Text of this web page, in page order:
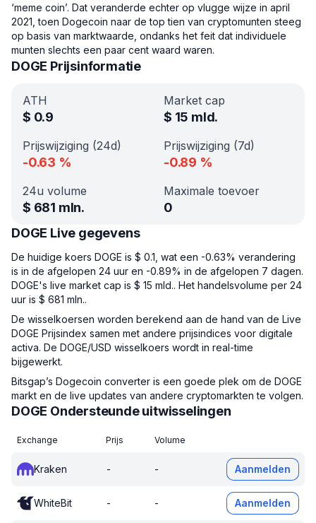
‘meme coin’. Dat veranderde echter op vlugge wijze in april
2021, toen Dogecoin naar de top tien van cryptomunten steeg
op basis van marktwaarde, ondanks het feit dat individuele
munten slechts een paar cent waard waren.
DOGE Prijsinformatie
ATH
$ 0.9
Market cap
$ 15 mld.
Prijswijziging (24d)
-0.63 %
Prijswijziging (7d)
-0.89 %
24u volume
$ 681 mln.
Maximale toevoer
0
DOGE Live gegevens
De huidige koers DOGE is $ 0.1, wat een -0.63% verandering
is in de afgelopen 24 uur en -0.89% in de afgelopen 7 dagen.
DOGE's live market cap is $ 15 mld.. Het handelsvolume per 24
uur is $ 681 mln..
De wisselkoersen worden berekend aan de hand van de Live
DOGE Prijsindex samen met andere prijsindices voor digitale
activa. De DOGE/USD wisselkoers wordt in real-time
bijgewerkt.
Bitsgap’s Dogecoin converter is een goede plek om de DOGE
markt en de live updates van andere cryptomarkten te volgen.
DOGE Ondersteunde uitwisselingen
Exchange Prijs Volume
Kraken - - Aanmelden
WhiteBit - - Aanmelden